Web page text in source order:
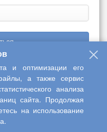
«Интерактив
и оптимизации его
а также сервис
анализа
сайта. Продолжая
на использование